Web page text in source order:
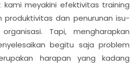
kami meyakini efektivitas training
produktivitas dan penurunan isu-
Tapi, mengharapkan
begitu saja problem
harapan yang kadang